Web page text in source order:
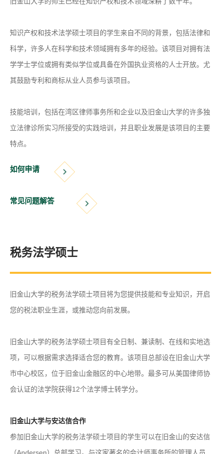
知识产权和技术法学硕士项目的学生来自不同的背景，包括法律和
科学，许多人在科学和技术领域拥有多年的经验。该项目对拥有法
学学士学位或拥有类似学位或具备在外国执业资格的人士开放。尤
其鼓励专利和商标从业人员参与该项目。
技能培训，包括在湾区律师事务所和企业以及旧金山大学的许多独
立法律诊所实习所接受的实践培训，并且职业发展是该项目的主要
特点。
如何申请
常见问题解答
税务法学硕士
旧金山大学的税务法学硕士项目将为您提供技能和专业知识，开启
您的税法职业生涯，或推动您向前发展。
旧金山大学的税务法学硕士项目有全日制、兼读制、在线和实地选
项，可以根据需求选择适合您的教育。该项目总部设在旧金山大学
市中心校区，位于旧金山金融区的中心地带。最多可从美国律师协
会认证的法学院获得12个法学博士转学分。
旧金山大学与安达信合作
参加旧金山大学的税务法学硕士项目的学生可以在旧金山的安达信